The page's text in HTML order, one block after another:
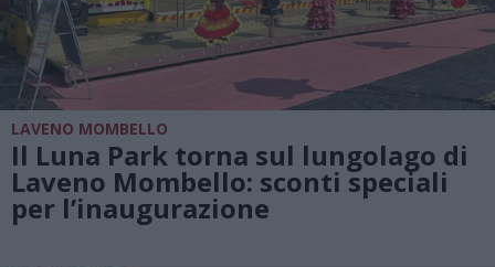
LAVENO MOMBELLO
Il Luna Park torna sul lungolago di
Laveno Mombello: sconti speciali
per l’inaugurazione